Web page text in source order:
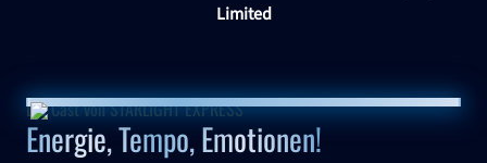
Limited
Energie, Tempo, Emotionen!
Die Cast von STARLIGHT EXPRESS